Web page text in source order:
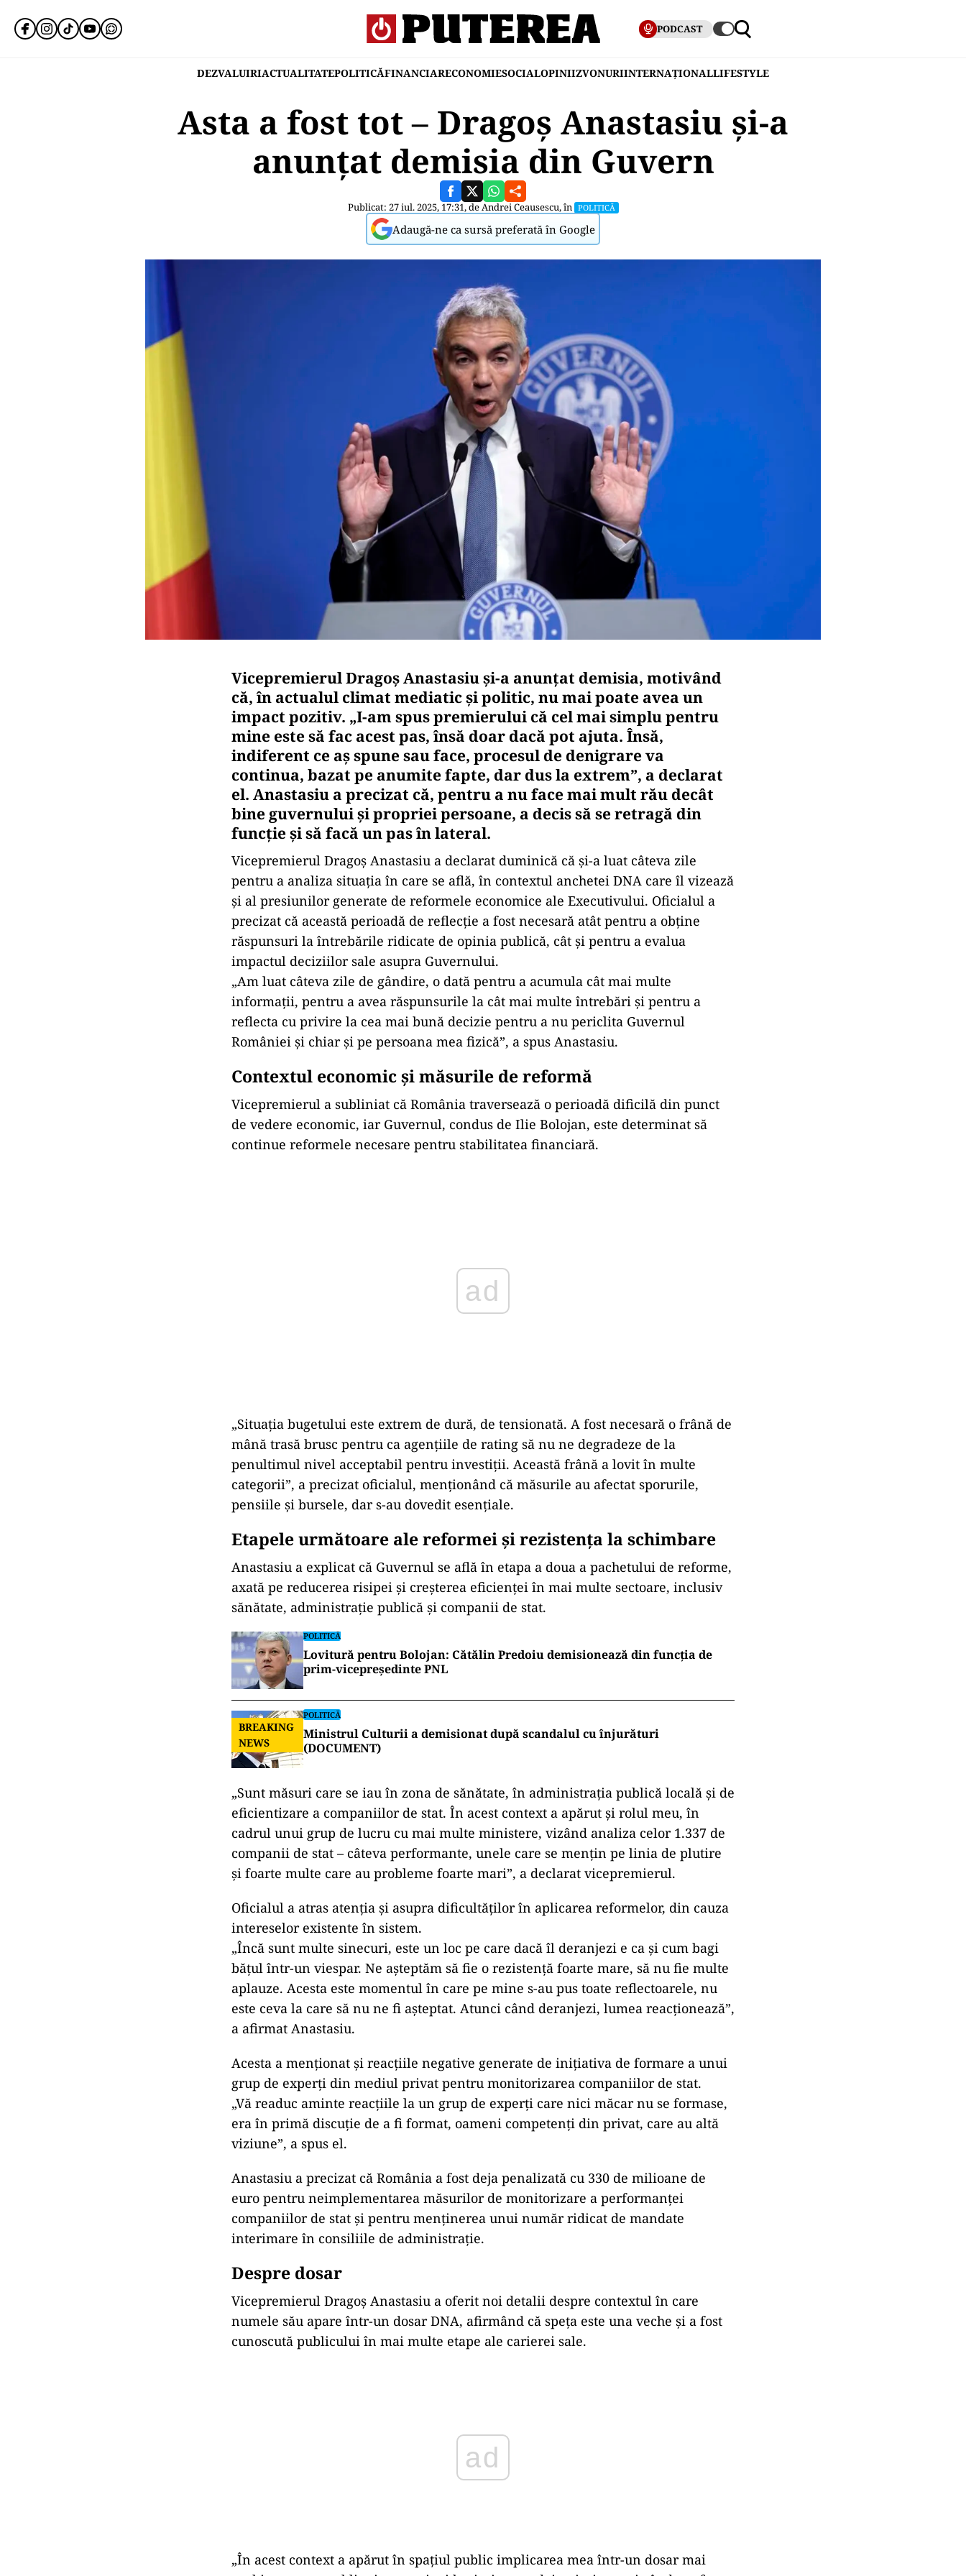
PODCAST
DEZVALUIRIACTUALITATEPOLITICĂFINANCIARECONOMIESOCIALOPINIIZVONURIINTERNAȚIONALLIFESTYLE
Asta a fost tot – Dragoș Anastasiu și-a
anunțat demisia din Guvern
Publicat: 27 iul. 2025, 17:31, deAndrei Ceausescu, în POLITICĂ
Adaugă-ne ca sursă preferată în Google
Vicepremierul Dragoș Anastasiu și-a anunțat demisia, motivând
că, în actualul climat mediatic și politic, nu mai poate avea un
impact pozitiv. „I-am spus premierului că cel mai simplu pentru
mine este să fac acest pas, însă doar dacă pot ajuta. Însă,
indiferent ce aș spune sau face, procesul de denigrare va
continua, bazat pe anumite fapte, dar dus la extrem”, a declarat
el. Anastasiu a precizat că, pentru a nu face mai mult rău decât
bine guvernului și propriei persoane, a decis să se retragă din
funcție și să facă un pas în lateral.
Vicepremierul Dragoș Anastasiu a declarat duminică că și-a luat câteva zile
pentru a analiza situația în care se află, în contextul anchetei DNA care îl vizează
și al presiunilor generate de reformele economice ale Executivului. Oficialul a
precizat că această perioadă de reflecție a fost necesară atât pentru a obține
răspunsuri la întrebările ridicate de opinia publică, cât și pentru a evalua
impactul deciziilor sale asupra Guvernului.
„Am luat câteva zile de gândire, o dată pentru a acumula cât mai multe
informații, pentru a avea răspunsurile la cât mai multe întrebări și pentru a
reflecta cu privire la cea mai bună decizie pentru a nu periclita Guvernul
României și chiar și pe persoana mea fizică”, a spus Anastasiu.
Contextul economic și măsurile de reformă
Vicepremierul a subliniat că România traversează o perioadă dificilă din punct
de vedere economic, iar Guvernul, condus de Ilie Bolojan, este determinat să
continue reformele necesare pentru stabilitatea financiară.
„Situația bugetului este extrem de dură, de tensionată. A fost necesară o frână de
mână trasă brusc pentru ca agențiile de rating să nu ne degradeze de la
penultimul nivel acceptabil pentru investiții. Această frână a lovit în multe
categorii”, a precizat oficialul, menționând că măsurile au afectat sporurile,
pensiile și bursele, dar s-au dovedit esențiale.
Etapele următoare ale reformei și rezistența la schimbare
Anastasiu a explicat că Guvernul se află în etapa a doua a pachetului de reforme,
axată pe reducerea risipei și creșterea eficienței în mai multe sectoare, inclusiv
sănătate, administrație publică și companii de stat.
POLITICĂ
Lovitură pentru Bolojan: Cătălin Predoiu demisionează din funcția de
prim-vicepreședinte PNL
BREAKING
NEWS
POLITICĂ
Ministrul Culturii a demisionat după scandalul cu înjurături
(DOCUMENT)
„Sunt măsuri care se iau în zona de sănătate, în administrația publică locală și de
eficientizare a companiilor de stat. În acest context a apărut și rolul meu, în
cadrul unui grup de lucru cu mai multe ministere, vizând analiza celor 1.337 de
companii de stat – câteva performante, unele care se mențin pe linia de plutire
și foarte multe care au probleme foarte mari”, a declarat vicepremierul.
Oficialul a atras atenția și asupra dificultăților în aplicarea reformelor, din cauza
intereselor existente în sistem.
„Încă sunt multe sinecuri, este un loc pe care dacă îl deranjezi e ca și cum bagi
bățul într-un viespar. Ne așteptăm să fie o rezistență foarte mare, să nu fie multe
aplauze. Acesta este momentul în care pe mine s-au pus toate reflectoarele, nu
este ceva la care să nu ne fi așteptat. Atunci când deranjezi, lumea reacționează”,
a afirmat Anastasiu.
Acesta a menționat și reacțiile negative generate de inițiativa de formare a unui
grup de experți din mediul privat pentru monitorizarea companiilor de stat.
„Vă readuc aminte reacțiile la un grup de experți care nici măcar nu se formase,
era în primă discuție de a fi format, oameni competenți din privat, care au altă
viziune”, a spus el.
Anastasiu a precizat că România a fost deja penalizată cu 330 de milioane de
euro pentru neimplementarea măsurilor de monitorizare a performanței
companiilor de stat și pentru menținerea unui număr ridicat de mandate
interimare în consiliile de administrație.
Despre dosar
Vicepremierul Dragoș Anastasiu a oferit noi detalii despre contextul în care
numele său apare într-un dosar DNA, afirmând că speța este una veche și a fost
cunoscută publicului în mai multe etape ale carierei sale.
ad
„În acest context a apărut în spațiul public implicarea mea într-un dosar mai